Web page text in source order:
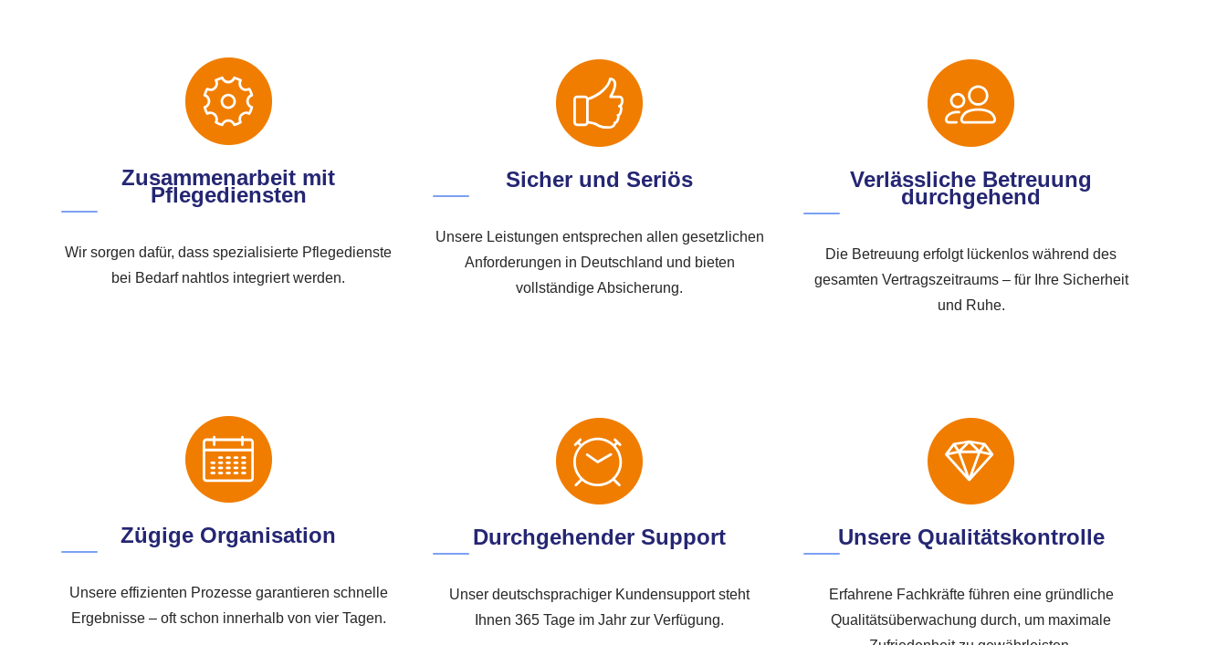
Zusammenarbeit mit
Pflegediensten
Wir sorgen dafür, dass spezialisierte Pflegedienste
bei Bedarf nahtlos integriert werden.
Sicher und Seriös
Unsere Leistungen entsprechen allen gesetzlichen
Anforderungen in Deutschland und bieten
vollständige Absicherung.
Verlässliche Betreuung
durchgehend
Die Betreuung erfolgt lückenlos während des
gesamten Vertragszeitraums – für Ihre Sicherheit
und Ruhe.
Zügige Organisation
Unsere effizienten Prozesse garantieren schnelle
Ergebnisse – oft schon innerhalb von vier Tagen.
Durchgehender Support
Unser deutschsprachiger Kundensupport steht
Ihnen 365 Tage im Jahr zur Verfügung.
Unsere Qualitätskontrolle
Erfahrene Fachkräfte führen eine gründliche
Qualitätsüberwachung durch, um maximale